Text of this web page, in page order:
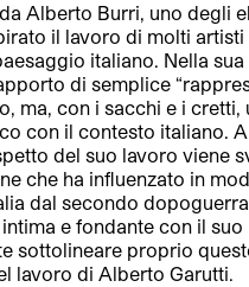
Alberto Burri, uno degli
il lavoro di molti artisti
italiano. Nella
di semplice
ma, con i sacchi e i cretti,
con il contesto italiano.
del suo lavoro viene
che ha influenzato in
dal secondo
e fondante con il
sottolineare proprio
lavoro di Alberto Garutti.